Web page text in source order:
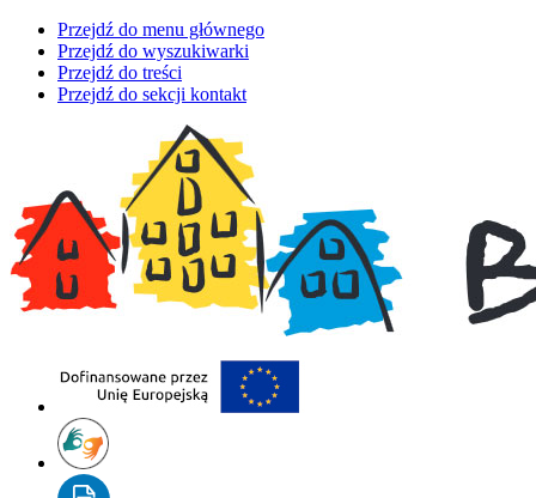
Przejdź do menu głównego
Przejdź do wyszukiwarki
Przejdź do treści
Przejdź do sekcji kontakt